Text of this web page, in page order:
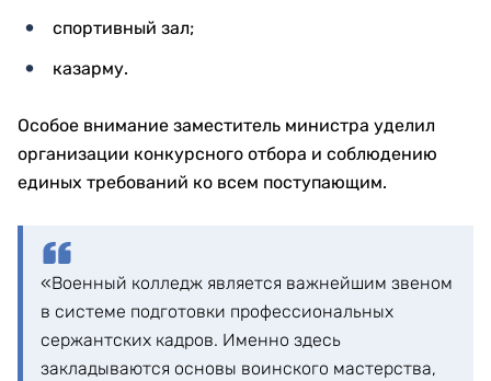
спортивный зал;
казарму.
Особое внимание заместитель министра уделил
организации конкурсного отбора и соблюдению
единых требований ко всем поступающим.
«Военный колледж является важнейшим звеном
в системе подготовки профессиональных
сержантских кадров. Именно здесь
закладываются основы воинского мастерства,